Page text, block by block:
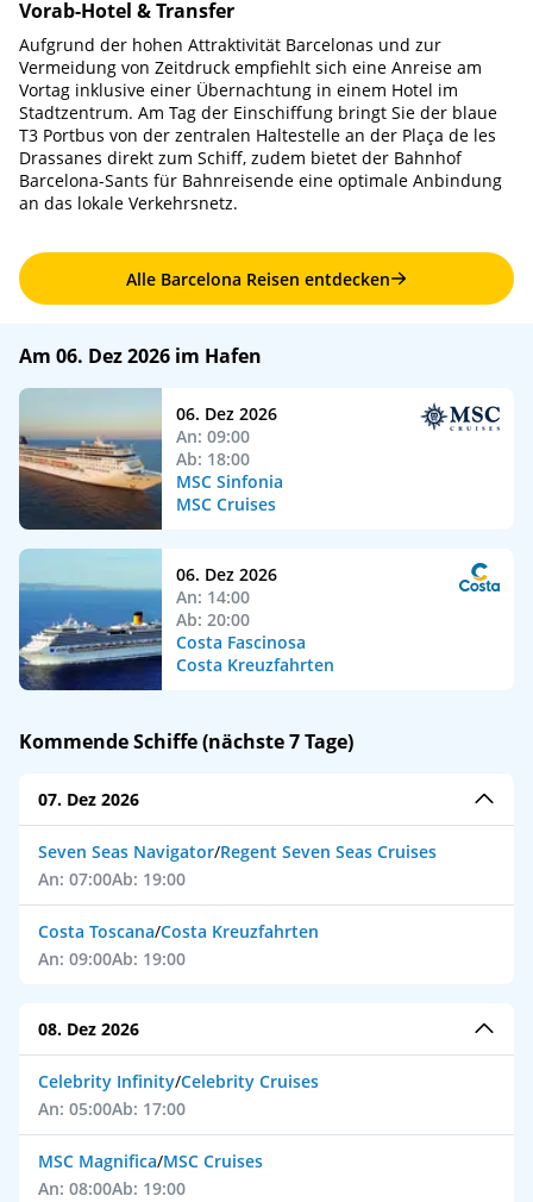
Vorab-Hotel & Transfer
Aufgrund der hohen Attraktivität Barcelonas und zur
Vermeidung von Zeitdruck empfiehlt sich eine Anreise am
Vortag inklusive einer Übernachtung in einem Hotel im
Stadtzentrum. Am Tag der Einschiffung bringt Sie der blaue
T3 Portbus von der zentralen Haltestelle an der Plaça de les
Drassanes direkt zum Schiff, zudem bietet der Bahnhof
Barcelona-Sants für Bahnreisende eine optimale Anbindung
an das lokale Verkehrsnetz.
Alle Barcelona Reisen entdecken
Am 06. Dez 2026 im Hafen
06. Dez 2026
An: 09:00
Ab: 18:00
MSC Sinfonia
MSC Cruises
06. Dez 2026
An: 14:00
Ab: 20:00
Costa Fascinosa
Costa Kreuzfahrten
Kommende Schiffe (nächste 7 Tage)
07. Dez 2026
Seven Seas Navigator/Regent Seven Seas Cruises
An: 07:00Ab: 19:00
Costa Toscana/Costa Kreuzfahrten
An: 09:00Ab: 19:00
08. Dez 2026
Celebrity Infinity/Celebrity Cruises
An: 05:00Ab: 17:00
MSC Magnifica/MSC Cruises
An: 08:00Ab: 19:00